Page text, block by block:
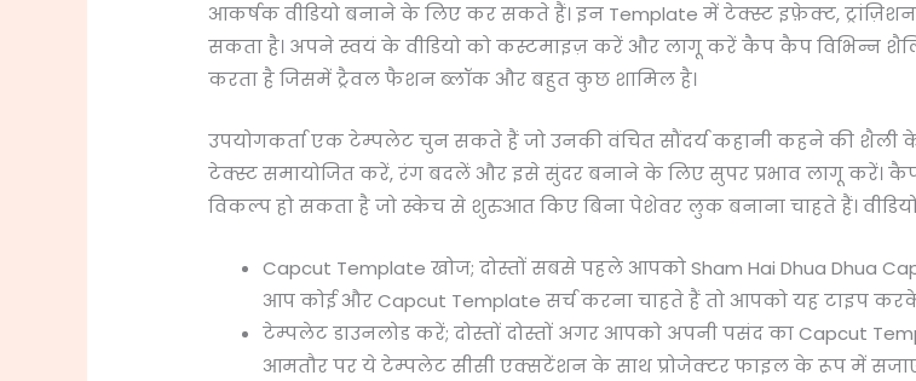
आकर्षक वीडियो बनाने के लिए कर सकते हैं। इन Template में टेक्स्ट इफ़ेक्ट,
सकता है। अपने स्वयं के वीडियो को कस्टमाइज़ करें और लागू करें कैप कैप विभिन्न
करता है जिसमें ट्रैवल फैशन ब्लॉक और बहुत कुछ शामिल है।
उपयोगकर्ता एक टेम्पलेट चुन सकते हैं जो उनकी वंचित सौंदर्य कहानी कहने की शैली
टेक्स्ट समायोजित करें, रंग बदलें और इसे सुंदर बनाने के लिए सुपर प्रभाव लागू करें।
विकल्प हो सकता है जो स्केच से शुरुआत किए बिना पेशेवर लुक बनाना चाहते हैं।
Capcut Template खोज; दोस्तों सबसे पहले आपको Sham Hai Dhua Dhua
आप कोई और Capcut Template सर्च करना चाहते हैं तो आपको यह टाइप
टेम्पलेट डाउनलोड करें; दोस्तों दोस्तों अगर आपको अपनी पसंद का Capcut
आमतौर पर ये टेम्पलेट सीसी एक्सटेंशन के साथ प्रोजेक्टर फाइल के रूप में सजाए